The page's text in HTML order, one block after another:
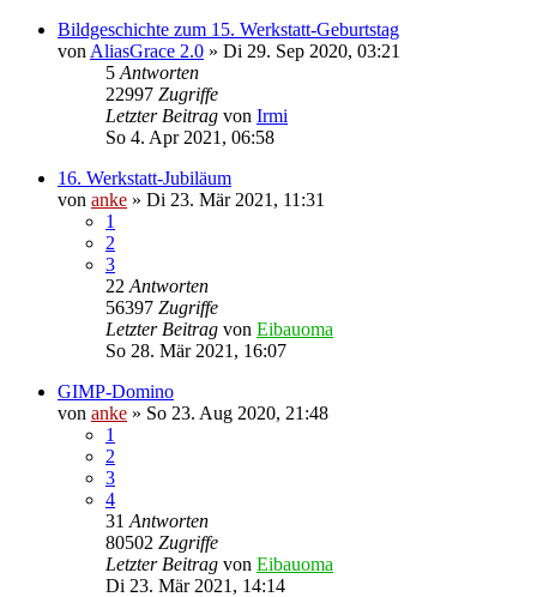
Bildgeschichte zum 15. Werkstatt-Geburtstag
von AliasGrace 2.0 » Di 29. Sep 2020, 03:21
5 Antworten
22997 Zugriffe
Letzter Beitrag von Irmi
So 4. Apr 2021, 06:58
16. Werkstatt-Jubiläum
von anke » Di 23. Mär 2021, 11:31
1
2
3
22 Antworten
56397 Zugriffe
Letzter Beitrag von Eibauoma
So 28. Mär 2021, 16:07
GIMP-Domino
von anke » So 23. Aug 2020, 21:48
1
2
3
4
31 Antworten
80502 Zugriffe
Letzter Beitrag von Eibauoma
Di 23. Mär 2021, 14:14